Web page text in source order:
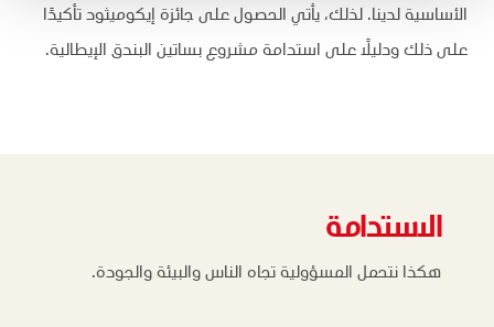
الأساسية لدينا. لذلك، يأتي الحصول على جائزة إيكوميثود تأكيدًا
على ذلك ودليلًا على استدامة مشروع بساتين البندق الإيطالية.
الاستدامة
هكذا نتحمل المسؤولية تجاه الناس والبيئة والجودة.